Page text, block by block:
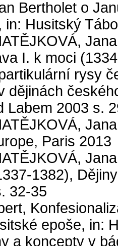
Bertholet o
in: Husitský
I. k moci
rysy
dějinách
Labem 2003 s.
Paris 2013
1382),
32-35
epoše, in:
a koncepty v